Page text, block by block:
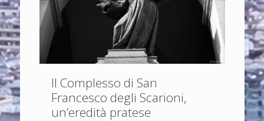
Il Complesso di San
Francesco degli Scarioni,
un’eredità pratese